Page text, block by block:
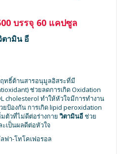
บรรจุ 60 แคปซูล
ตามิน อี
ทธิ์ต้านสารอนุมูลอิสระที่มี
ช่วยลดการเกิด Oxidation
cholesterol ทำให้หัวใจมีการทำงาน
ป้องกัน การเกิด lipid peroxidation
ตัวที่ไม่ดีต่อร่างกาย วิตามินอีช่วย
เป็นผลดีต่อหัวใจ
ฟา-โทโคเฟอรอล